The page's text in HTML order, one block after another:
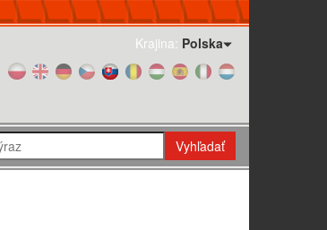
Krajina: Polska
Vyhľadať